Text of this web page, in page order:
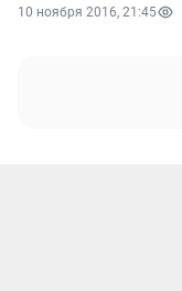
10 ноября 2016, 21:45